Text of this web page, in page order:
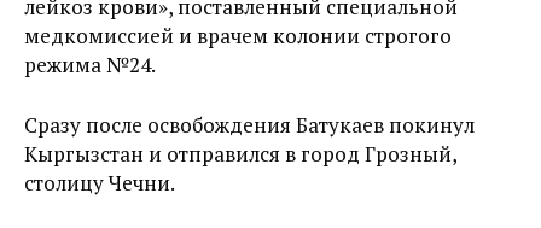
лейкоз крови», поставленный специальной
медкомиссией и врачем колонии строгого
режима №24.
Сразу после освобождения Батукаев покинул
Кыргызстан и отправился в город Грозный,
столицу Чечни.